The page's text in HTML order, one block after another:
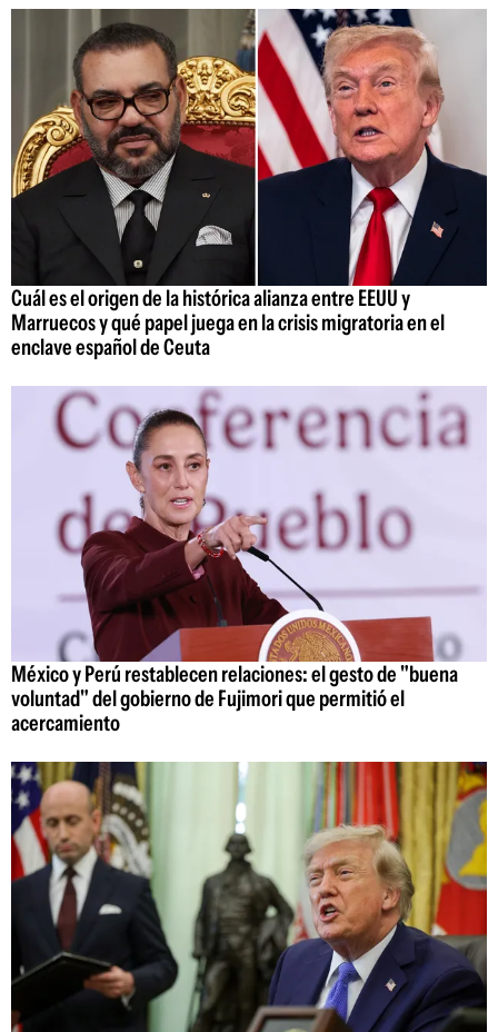
Cuál es el origen de la histórica alianza entre EEUU y
Marruecos y qué papel juega en la crisis migratoria en el
enclave español de Ceuta
México y Perú restablecen relaciones: el gesto de "buena
voluntad" del gobierno de Fujimori que permitió el
acercamiento